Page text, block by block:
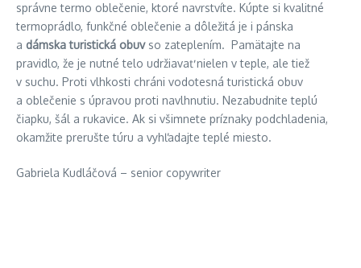
správne termo oblečenie, ktoré navrstvíte. Kúpte si kvalitné
termoprádlo, funkčné oblečenie a dôležitá je i pánska
a dámska turistická obuvso zateplením. Pamätajte na
pravidlo, že je nutné telo udržiavať nielen v teple, ale tiež
v suchu. Proti vlhkosti chráni vodotesná turistická obuv
a oblečenie s úpravou proti navlhnutiu. Nezabudnite teplú
čiapku, šál a rukavice. Ak si všimnete príznaky podchladenia,
okamžite prerušte túru a vyhľadajte teplé miesto.
Gabriela Kudláčová – senior copywriter